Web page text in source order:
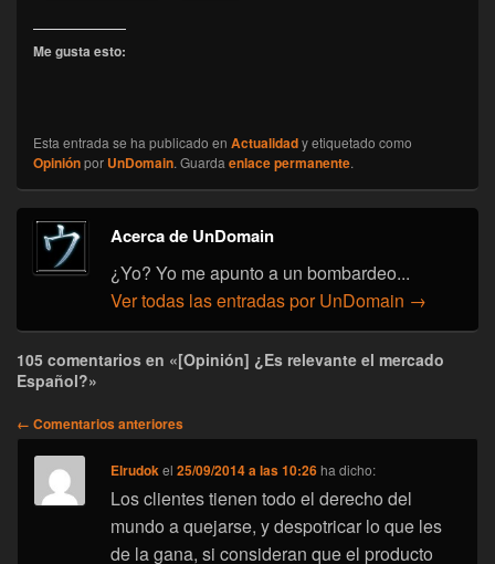
Me gusta esto:
Esta entrada se ha publicado en Actualidady etiquetado como
Opiniónpor UnDomain. Guarda enlace permanente.
Acerca de UnDomain
¿Yo? Yo me apunto a un bombardeo...
Ver todas las entradas por UnDomain →
105 comentarios en «[Opinión] ¿Es relevante el mercado
Español?»
Navegación
de
comentarios
← Comentarios anteriores
Elrudokel25/09/2014 a las 10:26 ha dicho:
Los clientes tienen todo el derecho del
mundo a quejarse, y despotricar lo que les
de la gana, si consideran que el producto